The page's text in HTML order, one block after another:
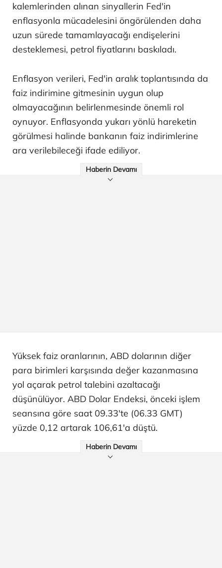
kalemlerinden alınan sinyallerin Fed'in
enflasyonla mücadelesini öngörülenden daha
uzun sürede tamamlayacağı endişelerini
desteklemesi, petrol fiyatlarını baskıladı.
Enflasyon verileri, Fed'in aralık toplantısında da
faiz indirimine gitmesinin uygun olup
olmayacağının belirlenmesinde önemli rol
oynuyor. Enflasyonda yukarı yönlü hareketin
görülmesi halinde bankanın faiz indirimlerine
ara verilebileceği ifade ediliyor.
Haberin Devamı
Yüksek faiz oranlarının, ABD dolarının diğer
para birimleri karşısında değer kazanmasına
yol açarak petrol talebini azaltacağı
düşünülüyor. ABD Dolar Endeksi, önceki işlem
seansına göre saat 09.33'te (06.33 GMT)
yüzde 0,12 artarak 106,61'a düştü.
Haberin Devamı